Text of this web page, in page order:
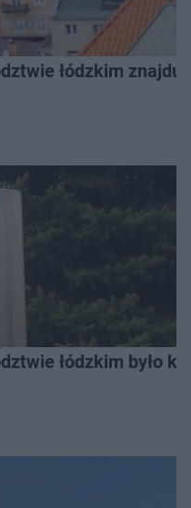
łódzkim
łódzkim było